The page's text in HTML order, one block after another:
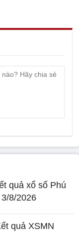
quả xổ số Phú
8/2026
quả XSMN